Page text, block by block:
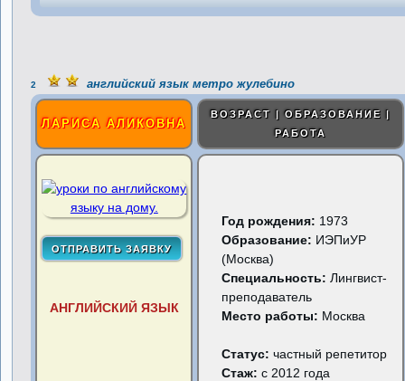
2 английский язык метро жулебино
ЛАРИСА АЛИКОВНА
ВОЗРАСТ | ОБРАЗОВАНИЕ |
РАБОТА
АНГЛИЙСКИЙ ЯЗЫК
Год рождения: 1973
Образование: ИЭПиУР
(Москва)
Специальность: Лингвист-
преподаватель
Место работы: Москва
Статус:частный репетитор
Стаж: с 2012 года